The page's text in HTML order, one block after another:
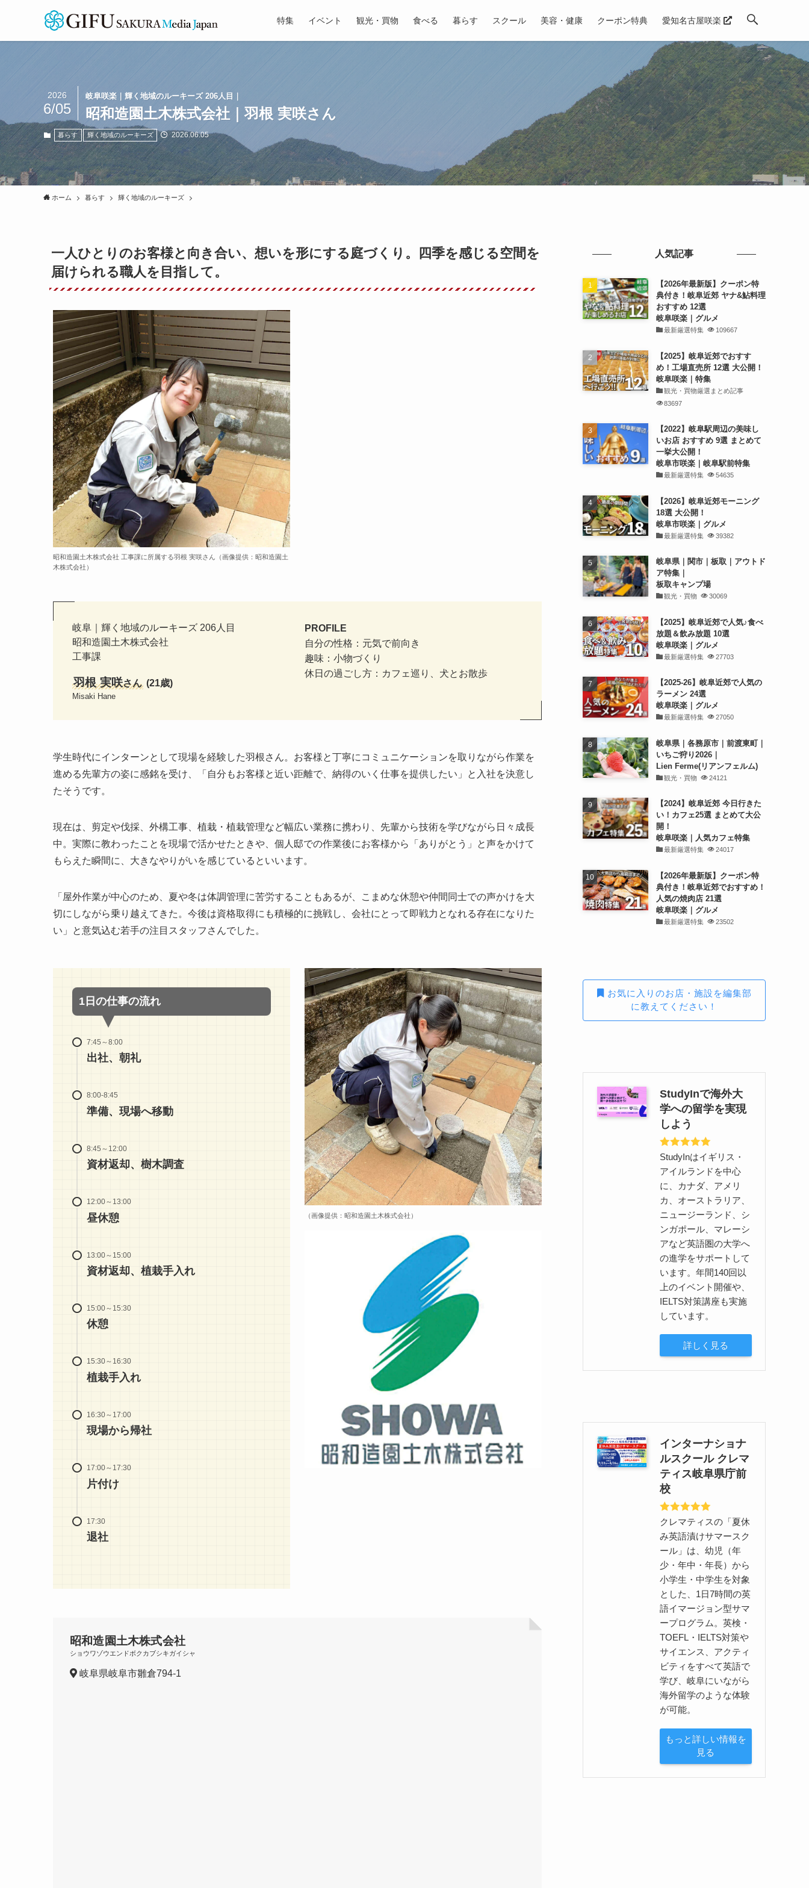
特集 イベント 観光・買物 食べる 暮らす スクール 美容・健康 クーポン特典 愛知名古屋咲楽
岐阜咲楽｜輝く地域のルーキーズ 206人目｜
昭和造園土木株式会社｜羽根 実咲さん
2026
6/05
暮らす 輝く地域のルーキーズ 2026.06.05
ホーム 暮らす 輝く地域のルーキーズ
一人ひとりのお客様と向き合い、想いを形にする庭づくり。四季を感じる空間を
届けられる職人を目指して。
昭和造園土木株式会社 工事課に所属する羽根 実咲さん（画像提供：昭和造園土
木株式会社）
岐阜｜輝く地域のルーキーズ 206人目
昭和造園土木株式会社
工事課
羽根 実咲さん (21歳)
Misaki Hane
PROFILE
自分の性格：元気で前向き
趣味：小物づくり
休日の過ごし方： カフェ巡り、犬とお散歩
学生時代にインターンとして現場を経験した羽根さん。お客様と丁寧にコミュニケーションを取りながら作業を
進める先輩方の姿に感銘を受け、「自分もお客様と近い距離で、納得のいく仕事を提供したい」と入社を決意し
たそうです。
現在は、剪定や伐採、外構工事、植栽・植栽管理など幅広い業務に携わり、先輩から技術を学びながら日々成長
中。実際に教わったことを現場で活かせたときや、個人邸での作業後にお客様から「ありがとう」と声をかけて
もらえた瞬間に、大きなやりがいを感じているといいます。
「屋外作業が中心のため、夏や冬は体調管理に苦労することもあるが、こまめな休憩や仲間同士での声かけを大
切にしながら乗り越えてきた。今後は資格取得にも積極的に挑戦し、会社にとって即戦力となれる存在になりた
い」と意気込む若手の注目スタッフさんでした。
1日の仕事の流れ
7:45～8:00
出社、朝礼
8:00-8:45
準備、現場へ移動
8:45～12:00
資材返却、樹木調査
12:00～13:00
昼休憩
13:00～15:00
資材返却、植栽手入れ
15:00～15:30
休憩
15:30～16:30
植栽手入れ
16:30～17:00
現場から帰社
17:00～17:30
片付け
17:30
退社
（画像提供：昭和造園土木株式会社）
昭和造園土木株式会社
ショウワゾウエンドボクカブシキガイシャ
岐阜県岐阜市雛倉794-1
人気記事
【2026年最新版】クーポン特
典付き！岐阜近郊 ヤナ&鮎料理
おすすめ 12選
岐阜咲楽｜グルメ
最新厳選特集 109667
【2025】岐阜近郊でおすす
め！工場直売所 12選 大公開！
岐阜咲楽｜特集
観光・買物厳選まとめ記事
83697
【2022】岐阜駅周辺の美味し
いお店 おすすめ 9選 まとめて
一挙大公開！
岐阜市咲楽｜岐阜駅前特集
最新厳選特集 54635
【2026】岐阜近郊モーニング
18選 大公開！
岐阜市咲楽｜グルメ
最新厳選特集 39382
岐阜県｜関市｜板取｜アウトド
ア特集｜
板取キャンプ場
観光・買物 30069
【2025】岐阜近郊で人気♪食べ
放題＆飲み放題 10選
岐阜咲楽｜グルメ
最新厳選特集 27703
【2025-26】岐阜近郊で人気の
ラーメン 24選
岐阜咲楽｜グルメ
最新厳選特集 27050
岐阜県｜各務原市｜前渡東町｜
いちご狩り2026｜
Lien Ferme(リアンフェルム)
観光・買物 24121
【2024】岐阜近郊 今日行きた
い！カフェ25選 まとめて大公
開！
岐阜咲楽｜人気カフェ特集
最新厳選特集 24017
【2026年最新版】クーポン特
典付き！岐阜近郊でおすすめ！
人気の焼肉店 21選
岐阜咲楽｜グルメ
最新厳選特集 23502
お気に入りのお店・施設を編集部
に教えてください！
StudyInで海外大
学への留学を実現
しよう
StudyInはイギリス・
アイルランドを中心
に、カナダ、アメリ
カ、オーストラリア、
ニュージーランド、シ
ンガポール、マレーシ
アなど英語圏の大学へ
の進学をサポートして
います。年間140回以
上のイベント開催や、
IELTS対策講座も実施
しています。
詳しく見る
インターナショナ
ルスクール クレマ
ティス岐阜県庁前
校
クレマティスの「夏休
み英語漬けサマースク
ール」は、幼児（年
少・年中・年長）から
小学生・中学生を対象
とした、1日7時間の英
語イマージョン型サマ
ープログラム。英検・
TOEFL・IELTS対策や
サイエンス、アクティ
ビティをすべて英語で
学び、岐阜にいながら
海外留学のような体験
が可能。
もっと詳しい情報を
見る